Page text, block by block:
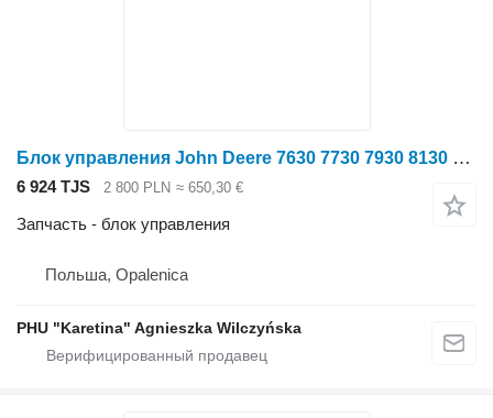
Блок управления John Deere 7630 7730 7930 8130 8230 9530 Модуль Контроллер Компьютер RE231325 для трактора колесного John Deere 7630 7730 7930 8130 8230 9530
6 924 TJS 2 800 PLN ≈ 650,30 €
Запчасть - блок управления
Польша, Opalenica
PHU "Karetina" Agnieszka Wilczyńska